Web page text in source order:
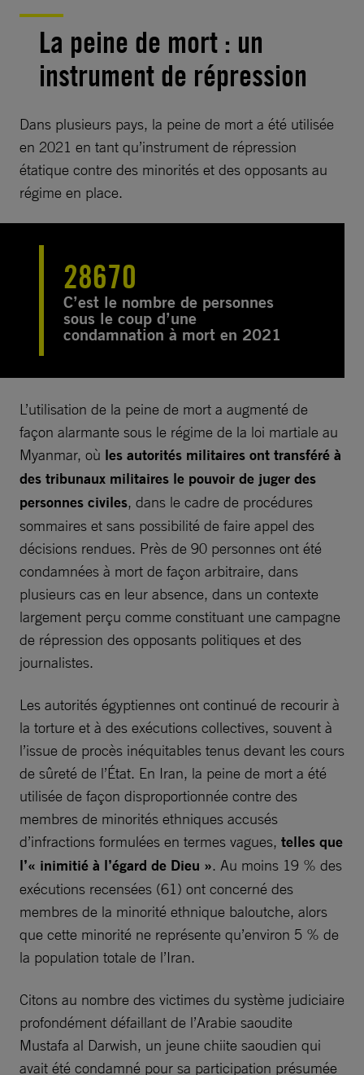
La peine de mort : un
instrument de répression
Dans plusieurs pays, la peine de mort a été utilisée
en 2021 en tant qu’instrument de répression
étatique contre des minorités et des opposants au
régime en place.
28670
C’est le nombre de personnes
sous le coup d’une
condamnation à mort en 2021
L’utilisation de la peine de mort a augmenté de
façon alarmante sous le régime de la loi martiale au
Myanmar, où les autorités militaires ont transféré à
des tribunaux militaires le pouvoir de juger des
personnes civiles, dans le cadre de procédures
sommaires et sans possibilité de faire appel des
décisions rendues. Près de 90 personnes ont été
condamnées à mort de façon arbitraire, dans
plusieurs cas en leur absence, dans un contexte
largement perçu comme constituant une campagne
de répression des opposants politiques et des
journalistes.
Les autorités égyptiennes ont continué de recourir à
la torture et à des exécutions collectives, souvent à
l’issue de procès inéquitables tenus devant les cours
de sûreté de l’État. En Iran, la peine de mort a été
utilisée de façon disproportionnée contre des
membres de minorités ethniques accusés
d’infractions formulées en termes vagues, telles que
l’« inimitié à l’égard de Dieu ». Au moins 19 % des
exécutions recensées (61) ont concerné des
membres de la minorité ethnique baloutche, alors
que cette minorité ne représente qu’environ 5 % de
la population totale de l’Iran.
Citons au nombre des victimes du système judiciaire
profondément défaillant de l’Arabie saoudite
Mustafa al Darwish, un jeune chiite saoudien qui
avait été condamné pour sa participation présumée